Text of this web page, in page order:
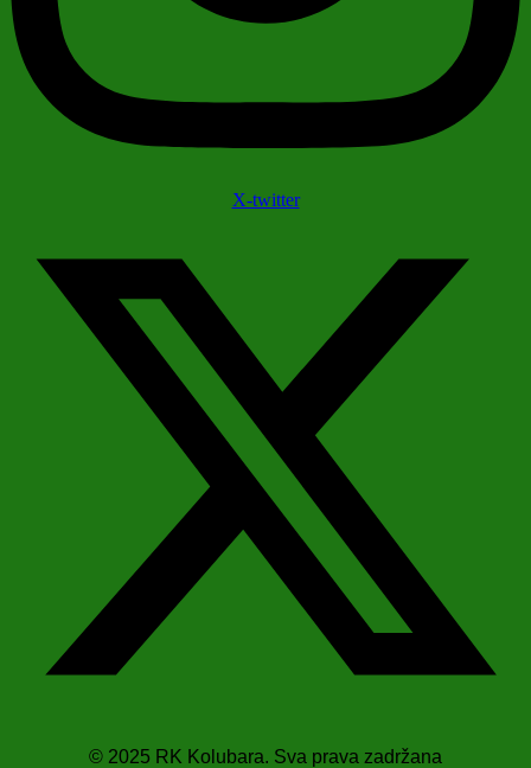
X-twitter
© 2025 RK Kolubara. Sva prava zadržana